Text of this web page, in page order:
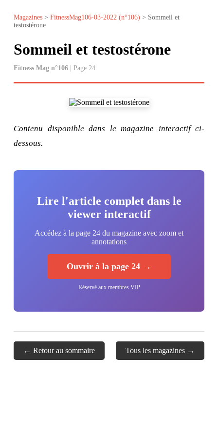
Magazines > FitnessMag106-03-2022 (n°106) > Sommeil et
testostérone
Sommeil et testostérone
Fitness Mag n°106 | Page 24
Contenu disponible dans le magazine interactif ci-
dessous.
Lire l'article complet dans le
viewer interactif
Accédez à la page 24 du magazine avec zoom et
annotations
Ouvrir à la page 24 →
Réservé aux membres VIP
← Retour au sommaire Tous les magazines →